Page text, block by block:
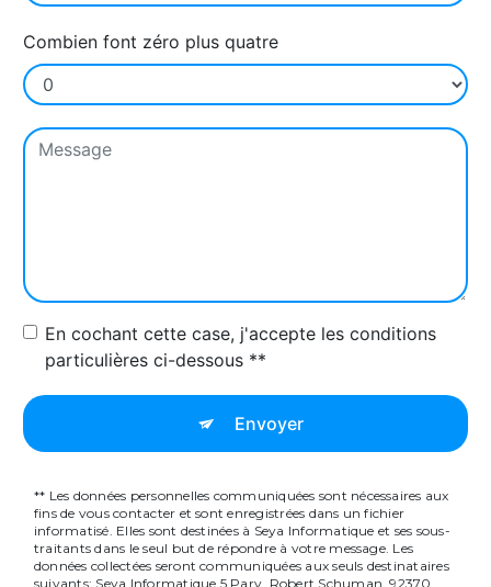
Combien font zéro plus quatre
En cochant cette case, j'accepte les conditions
particulières ci-dessous **
Envoyer
** Les données personnelles communiquées sont nécessaires aux
fins de vous contacter et sont enregistrées dans un fichier
informatisé. Elles sont destinées à Seya Informatique et ses sous-
traitants dans le seul but de répondre à votre message. Les
données collectées seront communiquées aux seuls destinataires
suivants: Seya Informatique 5 Parv. Robert Schuman, 92370